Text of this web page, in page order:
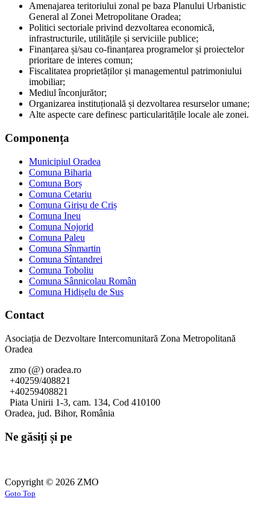
Amenajarea teritoriului zonal pe baza Planului Urbanistic
General al Zonei Metropolitane Oradea;
Politici sectoriale privind dezvoltarea economică,
infrastructurile, utilitățile și serviciile publice;
Finanțarea și/sau co-finanțarea programelor și proiectelor
prioritare de interes comun;
Fiscalitatea proprietăților și managementul patrimoniului
imobiliar;
Mediul înconjurător;
Organizarea instituțională și dezvoltarea resurselor umane;
Alte aspecte care definesc particularitățile locale ale zonei.
Componența
Municipiul Oradea
Comuna Biharia
Comuna Borș
Comuna Cetariu
Comuna Girișu de Criș
Comuna Ineu
Comuna Nojorid
Comuna Paleu
Comuna Sînmartin
Comuna Sîntandrei
Comuna Toboliu
Comuna Sânnicolau Român
Comuna Hidișelu de Sus
Contact
Asociația de Dezvoltare Intercomunitară Zona Metropolitană
Oradea
zmo (@) oradea.ro
+40259/408821
+40259408821
Piata Unirii 1-3, cam. 134, Cod 410100
Oradea, jud. Bihor, România
Ne găsiți și pe
Copyright © 2026 ZMO
Goto Top